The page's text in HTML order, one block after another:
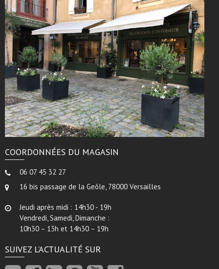
COORDONNÉES DU MAGASIN
06 07 45 32 27
16 bis passage de la Geôle, 78000 Versailles
Jeudi après midi : 14h30 - 19h
Vendredi, Samedi, Dimanche :
10h30 – 13h et 14h30 – 19h
SUIVEZ L’ACTUALITÉ SUR